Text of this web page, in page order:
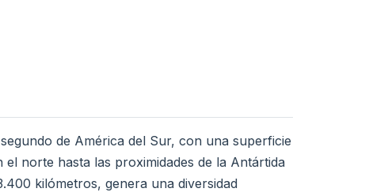
de América del Sur, con una superficie
norte hasta las proximidades de la Antártida
kilómetros, genera una diversidad